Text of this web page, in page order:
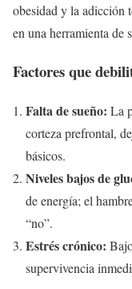
obesidad y la adicción
en una herramienta de
Factores que
Falta de sueño: La
corteza prefrontal,
básicos.
Niveles bajos de
de energía; el
“no”.
Estrés crónico:
supervivencia